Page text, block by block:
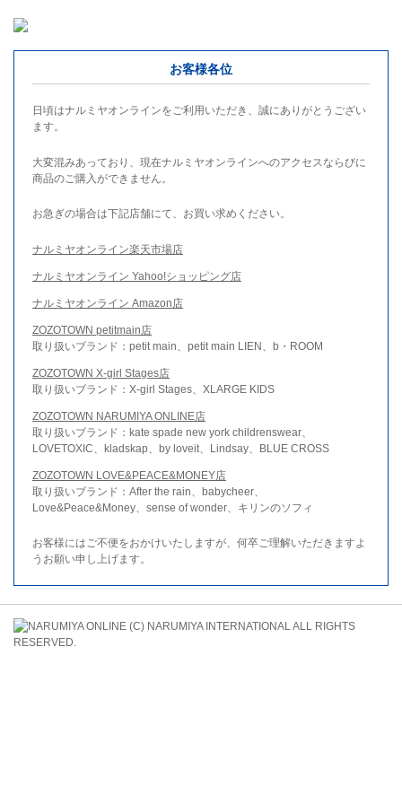
お客様各位
日頃はナルミヤオンラインをご利用いただき、誠にありがとうござい
ます。
大変混みあっており、現在ナルミヤオンラインへのアクセスならびに
商品のご購入ができません。
お急ぎの場合は下記店舗にて、お買い求めください。
ナルミヤオンライン楽天市場店
ナルミヤオンライン Yahoo!ショッピング店
ナルミヤオンライン Amazon店
ZOZOTOWN petitmain店
取り扱いブランド：petit main、petit main LIEN、b・ROOM
ZOZOTOWN X-girl Stages店
取り扱いブランド：X-girl Stages、XLARGE KIDS
ZOZOTOWN NARUMIYA ONLINE店
取り扱いブランド：kate spade new york childrenswear、
LOVETOXIC、kladskap、by loveit、Lindsay、BLUE CROSS
ZOZOTOWN LOVE&PEACE&MONEY店
取り扱いブランド：After the rain、babycheer、
Love&Peace&Money、sense of wonder、キリンのソフィ
お客様にはご不便をおかけいたしますが、何卒ご理解いただきますよ
うお願い申し上げます。